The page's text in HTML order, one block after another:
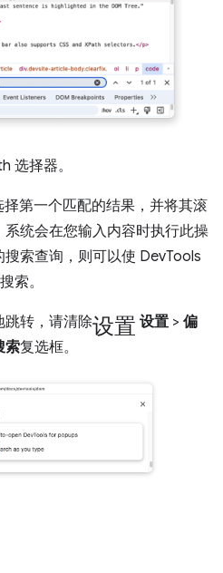
选择器。
第一个匹配的结果，并将其滚
统会在您输入内容时执行此操
索查询，则可以使 DevTools
索。
跳转，请清除设置 设置 > 偏
索复选框。